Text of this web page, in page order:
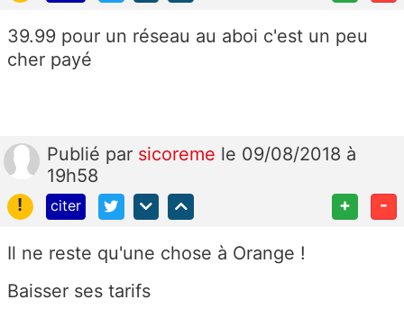
39.99 pour un réseau au aboi c'est un peu
cher payé
Publié par sicoreme le 09/08/2018 à
19h58
!
citer + -
Il ne reste qu'une chose à Orange !
Baisser ses tarifs